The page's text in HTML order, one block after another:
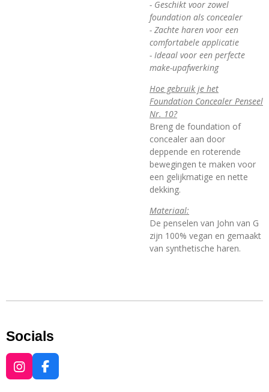
- Geschikt voor zowel
foundation als concealer
- Zachte haren voor een
comfortabele applicatie
- Ideaal voor een perfecte
make-upafwerking
Hoe gebruik je het
Foundation Concealer Penseel
Nr. 10?
Breng de foundation of
concealer aan door
deppende en roterende
bewegingen te maken voor
een gelijkmatige en nette
dekking.
Materiaal:
De penselen van John van G
zijn 100% vegan en gemaakt
van synthetische haren.
Socials
I
n
F
a